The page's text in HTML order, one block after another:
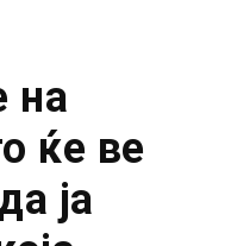
на
ќе ве
ја